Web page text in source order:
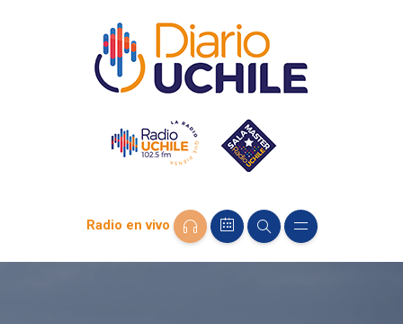
Radio en vivo